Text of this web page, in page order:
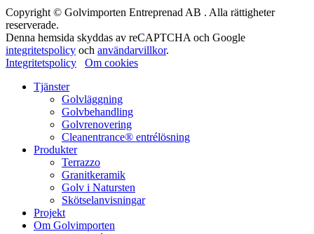
Copyright © Golvimporten Entreprenad AB . Alla rättigheter
reserverade.
Denna hemsida skyddas av reCAPTCHA och Google
integritetspolicy och användarvillkor.
Integritetspolicy
Om cookies
Tjänster
Golvläggning
Golvbehandling
Golvrenovering
Cleanentrance® entrélösning
Produkter
Terrazzo
Granitkeramik
Golv i Natursten
Skötselanvisningar
Projekt
Om Golvimporten